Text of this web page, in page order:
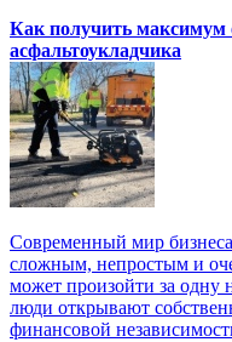
Как получить максимум
асфальтоукладчика
Современный мир
сложным, непростым и
может произойти за
люди открывают
финансовой